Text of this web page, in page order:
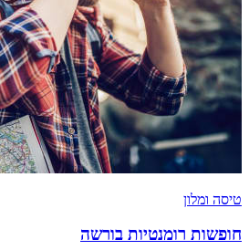
טיסה ומלון
חופשות רומנטיות בורשה